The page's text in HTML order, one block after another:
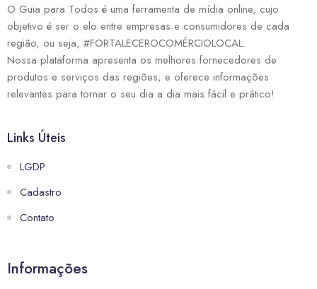
O Guia para Todos é uma ferramenta de mídia online, cujo
objetivo é ser o elo entre empresas e consumidores de cada
região, ou seja, #FORTALECEROCOMÉRCIOLOCAL.
Nossa plataforma apresenta os melhores fornecedores de
produtos e serviços das regiões, e oferece informações
relevantes para tornar o seu dia a dia mais fácil e prático!
Links Úteis
LGDP
Cadastro
Contato
Informações